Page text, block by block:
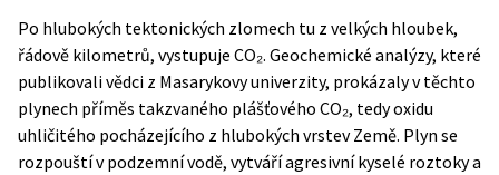
Po hlubokých tektonických zlomech tu z velkých hloubek,
řádově kilometrů, vystupuje CO₂. Geochemické analýzy, které
publikovali vědci z Masarykovy univerzity, prokázaly v těchto
plynech příměs takzvaného plášťového CO₂, tedy oxidu
uhličitého pocházejícího z hlubokých vrstev Země. Plyn se
rozpouští v podzemní vodě, vytváří agresivní kyselé roztoky a